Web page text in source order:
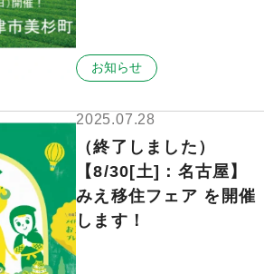
お知らせ
2025.07.28
（終了しました）
【8/30[土]：名古屋】
みえ移住フェア を開催
します！